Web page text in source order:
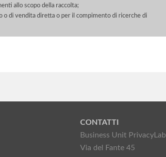
allo scopo della raccolta;
o di vendita diretta o per il compimento di ricerche di
CONTATTI
Business Unit PrivacyLab
Via del Fante 45